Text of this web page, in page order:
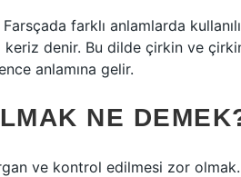
farklı anlamlarda
denir. Bu dilde çirkin ve
anlamına gelir.
NE
ve kontrol edilmesi zor